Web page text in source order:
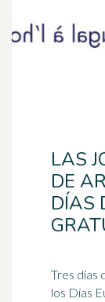
LAS
DE
DÍAS
Tres días
los Días